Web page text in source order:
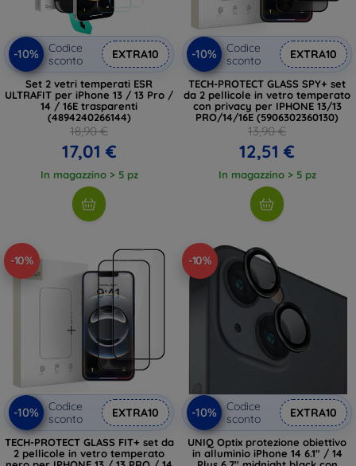
-10%
Codice
sconto
EXTRA10
Set 2 vetri temperati ESR
ULTRAFIT per iPhone 13 / 13 Pro /
14 / 16E trasparenti
(4894240266144)
18,90 €
17,01 €
In magazzino > 5 pz
-10%
Codice
sconto
EXTRA10
TECH-PROTECT GLASS SPY+ set
da 2 pellicole in vetro temperato
con privacy per IPHONE 13/13
PRO/14/16E (5906302360130)
13,90 €
12,51 €
In magazzino > 5 pz
-10%
-10%
Codice
sconto
EXTRA10
TECH-PROTECT GLASS FIT+ set da
2 pellicole in vetro temperato
-10%
-10%
Codice
sconto
EXTRA10
UNIQ Optix protezione obiettivo
in alluminio iPhone 14 6.1" / 14